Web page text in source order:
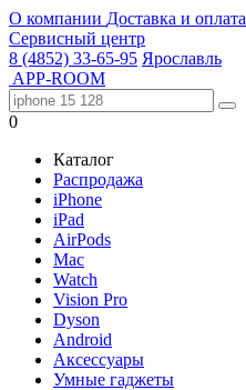
О компании Доставка и оплата
Сервисный центр
8 (4852) 33-65-95 Ярославль
APP-ROOM
0
Каталог
Распродажа
iPhone
iPad
AirPods
Mac
Watch
Vision Pro
Dyson
Android
Аксессуары
Умные гаджеты